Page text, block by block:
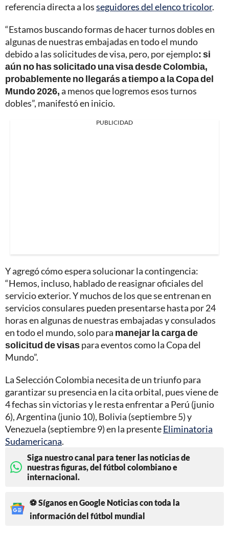
referencia directa a losseguidores del elenco tricolor.
“Estamos buscando formas de hacer turnos dobles en
algunas de nuestras embajadas en todo el mundo
debido a las solicitudes de visa, pero, por ejemplo: si
aún no has solicitado una visa desde Colombia,
probablemente no llegarás a tiempo a la Copa del
Mundo 2026,a menos que logremos esos turnos
dobles”, manifestó en inicio.
PUBLICIDAD
Y agregó cómo espera solucionar la contingencia:
“Hemos, incluso, hablado de reasignar oficiales del
servicio exterior. Y muchos de los que se entrenan en
servicios consulares pueden presentarse hasta por 24
horas en algunas de nuestras embajadas y consulados
en todo el mundo, solo para manejar la carga de
solicitud de visaspara eventos como la Copa del
Mundo”.
La Selección Colombia necesita de un triunfo para
garantizar su presencia en la cita orbital, pues viene de
4 fechas sin victorias y le resta enfrentar a Perú (junio
6), Argentina (junio 10), Bolivia (septiembre 5) y
Venezuela (septiembre 9) en la presenteEliminatoria
Sudamericana.
Siga nuestro canal para tener las noticias de
nuestras figuras, del fútbol colombiano e
internacional.
⚽ Síganos en Google Noticias con toda la
información del fútbol mundial